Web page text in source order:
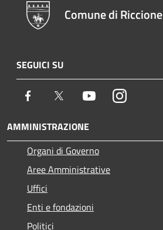
Comune di Riccione
SEGUICI SU
Facebook Twitter YoutubeInstagram
AMMINISTRAZIONE
Organi di Governo
Aree Amministrative
Uffici
Enti e fondazioni
Politici